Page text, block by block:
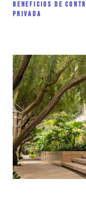
Beneficios de
Privada